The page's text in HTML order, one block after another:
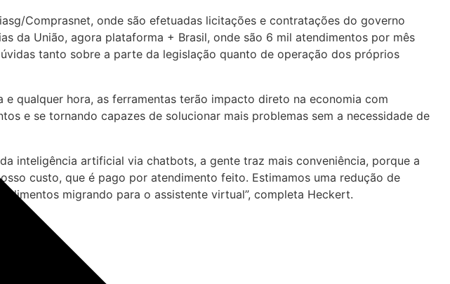
Comprasnet, onde são efetuadas licitações e contratações do governo
da União, agora plataforma + Brasil, onde são 6 mil atendimentos por mês
tanto sobre a parte da legislação quanto de operação dos próprios
qualquer hora, as ferramentas terão impacto direto na economia com
e se tornando capazes de solucionar mais problemas sem a necessidade de
inteligência artificial via chatbots, a gente traz mais conveniência, porque a
custo, que é pago por atendimento feito. Estimamos uma redução de
migrando para o assistente virtual”, completa Heckert.